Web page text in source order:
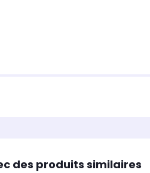
des produits similaires